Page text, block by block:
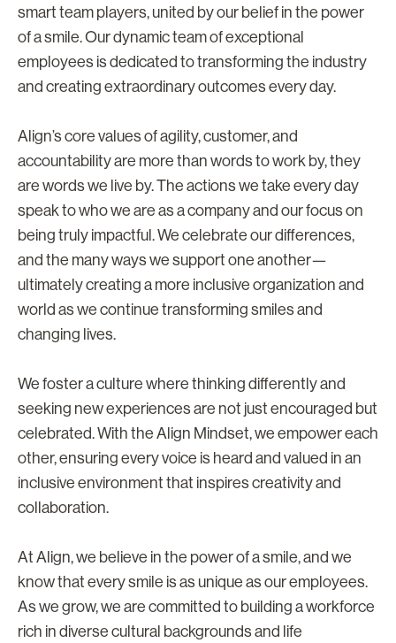
smart team players, united by our belief in the power
of a smile. Our dynamic team of exceptional
employees is dedicated to transforming the industry
and creating extraordinary outcomes every day.
Align’s core values of agility, customer, and
accountability are more than words to work by, they
are words we live by. The actions we take every day
speak to who we are as a company and our focus on
being truly impactful. We celebrate our differences,
and the many ways we support one another—
ultimately creating a more inclusive organization and
world as we continue transforming smiles and
changing lives.
We foster a culture where thinking differently and
seeking new experiences are not just encouraged but
celebrated. With the Align Mindset, we empower each
other, ensuring every voice is heard and valued in an
inclusive environment that inspires creativity and
collaboration.
At Align, we believe in the power of a smile, and we
know that every smile is as unique as our employees.
As we grow, we are committed to building a workforce
rich in diverse cultural backgrounds and life